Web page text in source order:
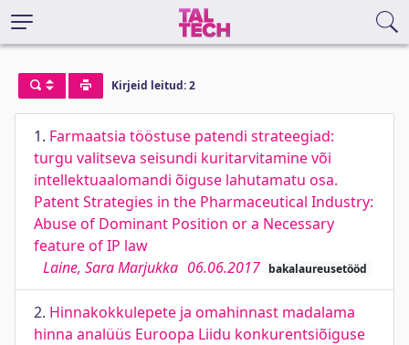
Kirjeid leitud: 2
1. Farmaatsia tööstuse patendi strateegiad:
turgu valitseva seisundi kuritarvitamine või
intellektuaalomandi õiguse lahutamatu osa.
Patent Strategies in the Pharmaceutical Industry:
Abuse of Dominant Position or a Necessary
feature of IP law
Laine, Sara Marjukka 06.06.2017 bakalaureusetööd
2. Hinnakokkulepete ja omahinnast madalama
hinna analüüs Euroopa Liidu konkurentsiõiguse